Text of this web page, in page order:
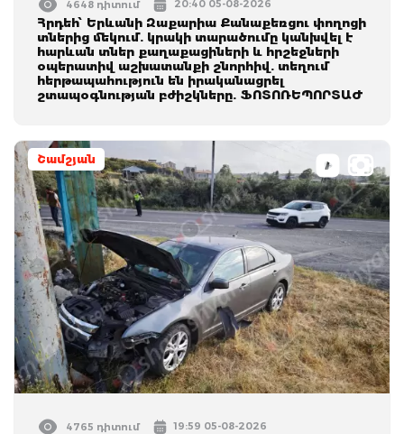
4648 դիտում 20:40 05-08-2026
Հրդեհ՝ Երևանի Զաքարիա Քանաքեռցու փողոցի
տներից մեկում. կրակի տարածումը կանխվել է
հարևան տներ քաղաքացիների և հրշեջների
օպերատիվ աշխատանքի շնորհիվ. տեղում
հերթապահություն են իրականացրել
շտապօգնության բժիշկները. ՖՈՏՈՌԵՊՈՐՏԱԺ
Շամշյան
4765 դիտում 19:59 05-08-2026